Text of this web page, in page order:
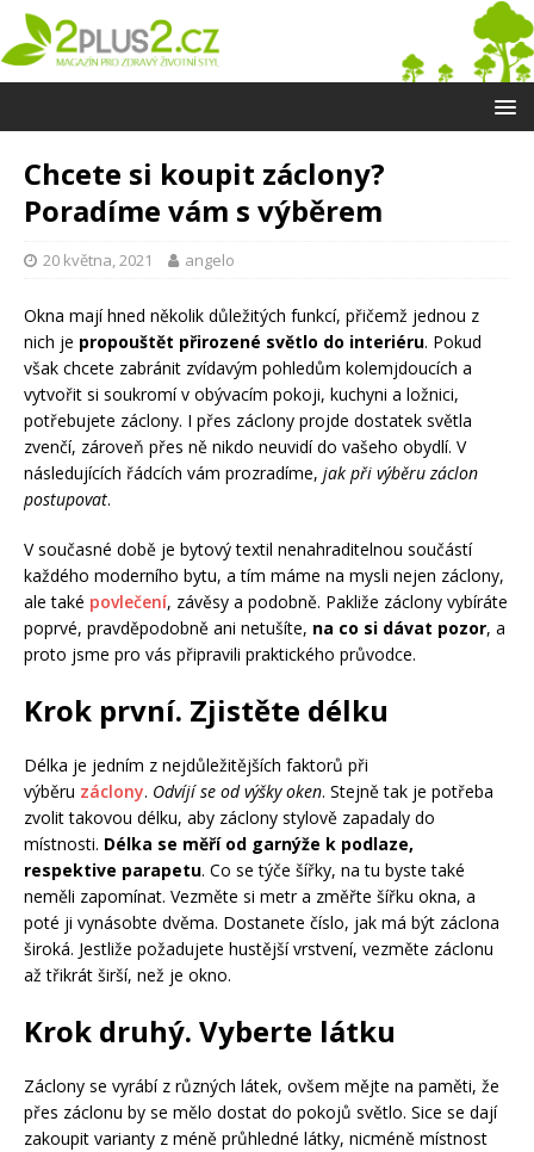
Chcete si koupit záclony?
Poradíme vám s výběrem
20 května, 2021 angelo
Okna mají hned několik důležitých funkcí, přičemž jednou z
nich je propouštět přirozené světlo do interiéru. Pokud
však chcete zabránit zvídavým pohledům kolemjdoucích a
vytvořit si soukromí v obývacím pokoji, kuchyni a ložnici,
potřebujete záclony. I přes záclony projde dostatek světla
zvenčí, zároveň přes ně nikdo neuvidí do vašeho obydlí. V
následujících řádcích vám prozradíme, jak při výběru záclon
postupovat.
V současné době je bytový textil nenahraditelnou součástí
každého moderního bytu, a tím máme na mysli nejen záclony,
ale také povlečení, závěsy a podobně. Pakliže záclony vybíráte
poprvé, pravděpodobně ani netušíte, na co si dávat pozor, a
proto jsme pro vás připravili praktického průvodce.
Krok první. Zjistěte délku
Délka je jedním z nejdůležitějších faktorů při
výběru záclony. Odvíjí se od výšky oken. Stejně tak je potřeba
zvolit takovou délku, aby záclony stylově zapadaly do
místnosti. Délka se měří od garnýže k podlaze,
respektive parapetu. Co se týče šířky, na tu byste také
neměli zapomínat. Vezměte si metr a změřte šířku okna, a
poté ji vynásobte dvěma. Dostanete číslo, jak má být záclona
široká. Jestliže požadujete hustější vrstvení, vezměte záclonu
až třikrát širší, než je okno.
Krok druhý. Vyberte látku
Záclony se vyrábí z různých látek, ovšem mějte na paměti, že
přes záclonu by se mělo dostat do pokojů světlo. Sice se dají
zakoupit varianty z méně průhledné látky, nicméně místnost